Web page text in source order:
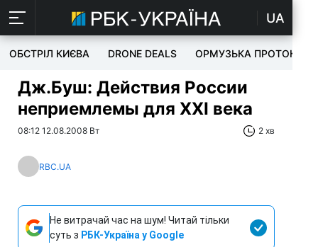
UA
ОБСТРІЛ КИЄВА DRONE DEALS ОРМУЗЬКА ПРОТОКА
Дж.Буш: Действия России
неприемлемы для XXI века
08:12 12.08.2008 Вт 2 хв
RBC.UA
Не витрачай час на шум! Читай тільки
суть з РБК-Україна у Google